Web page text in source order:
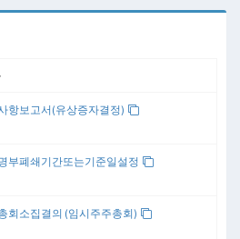
항보고서(유상증자결정)
부폐쇄기간또는기준일설정
회소집결의 (임시주주총회)